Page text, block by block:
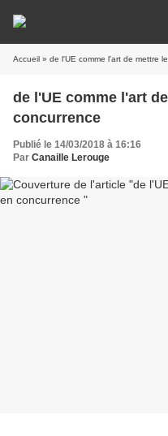
Accueil » de l'UE comme l'art de mettre
de l'UE comme l'art
concurrence
Publié le 14/03/2018 à 16:16
Par Canaille Lerouge